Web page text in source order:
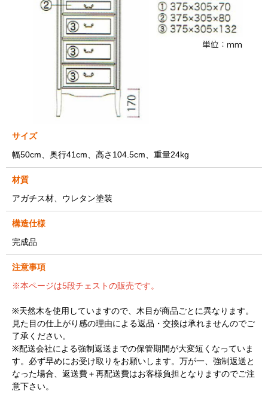
サイズ
幅50cm、奥行41cm、高さ104.5cm、重量24kg
材質
アガチス材、ウレタン塗装
構造仕様
完成品
注意事項
※本ページは5段チェストの販売です。
※天然木を使用していますので、木目が商品ごとに異なります。
見た目の仕上がり感の理由による返品・交換は承れませんのでご
了承ください。
※配送会社による強制返送までの保管期間が大変短くなっていま
す。必ず早めにお受け取りをお願いします。万が一、強制返送と
なった場合、返送費＋再配送費はお客様負担となりますのでご注
意下さい。